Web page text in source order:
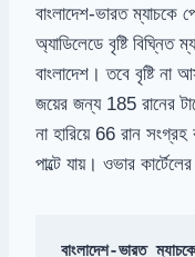
বাংলাদেশ-ভারত ম্যাচকে
অ্যাডিলেডে বৃষ্টি বিঘ্নিত
বাংলাদেশ। তবে বৃষ্টি না
জয়ের জন্য 185 রানের
না হারিয়ে 66 রান
পাল্টে যায়। ওভার
বাংলাদেশ-ভারত